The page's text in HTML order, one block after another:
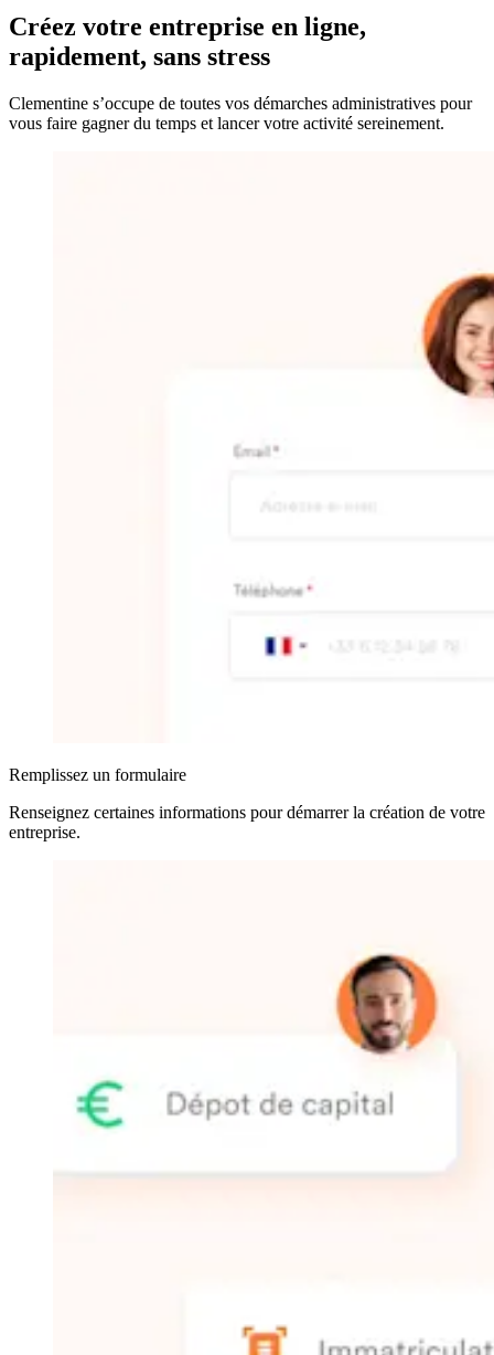
Créez votre entreprise en ligne,
rapidement, sans stress
Clementine s’occupe de toutes vos démarches administratives pour
vous faire gagner du temps et lancer votre activité sereinement.
Remplissez un formulaire
Renseignez certaines informations pour démarrer la création de votre
entreprise.